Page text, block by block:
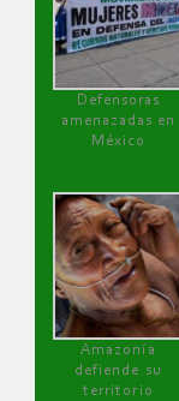
Defensoras
amenazadas en
México
Amazonía
defiende su
territorio